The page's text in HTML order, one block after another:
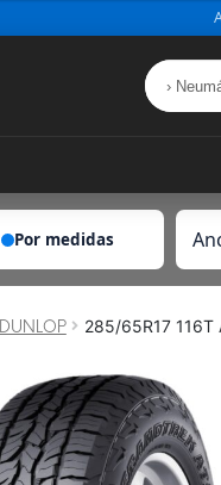
Por medidas
A
c
o
DUNLOP 285/65R17 116T